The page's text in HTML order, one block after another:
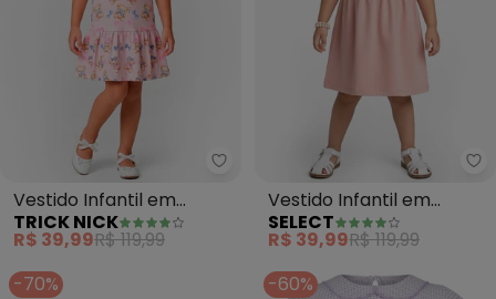
Trick Nick - Vestido Infantil em
Vestido Infantil em
Cotton Leve (Rosa)
TRICK NICK
R$ 39,99R$ 119,99
Vestido Infantil em
Molecotton (Rosa)
SELECT
R$ 39,99R$ 119,99
-70%
-60%